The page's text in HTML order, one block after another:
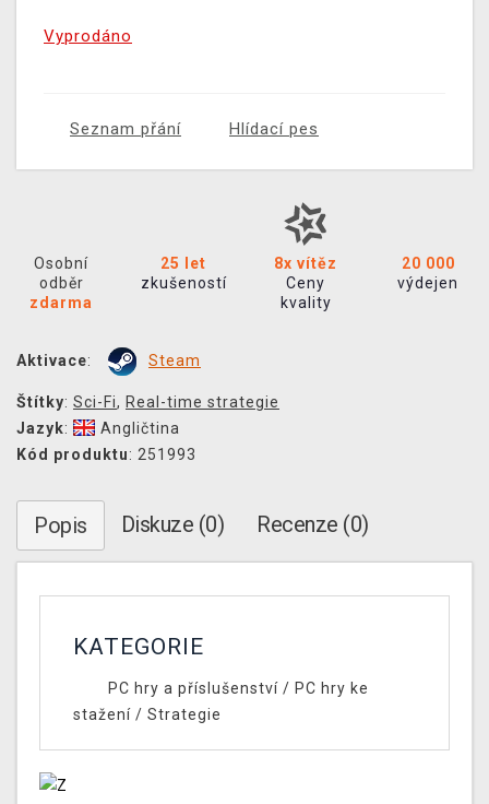
Vyprodáno
Seznam přání Hlídací pes
Osobní
odběr
zdarma
25 let
zkušeností
8x vítěz
Ceny
kvality
20 000
výdejen
Aktivace: Steam
Štítky: Sci-Fi, Real-time strategie
Jazyk:
Angličtina
Kód produktu: 251993
Popis Diskuze (0) Recenze (0)
KATEGORIE
PC hry a příslušenství/ PC hry ke
stažení / Strategie